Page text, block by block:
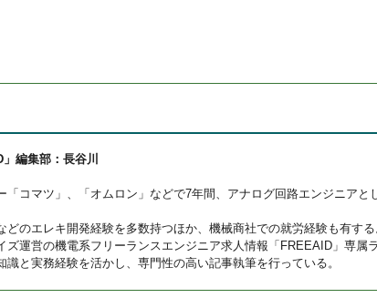
」編集部：長谷川
「コマツ」、「オムロン」などで7年間、アナログ回路エンジニアと
どのエレキ開発経験を多数持つほか、機械商社での就労経験も有す
ズ運営の機電系フリーランスエンジニア求人情報「FREEAID」専属
識と実務経験を活かし、専門性の高い記事執筆を行っている。